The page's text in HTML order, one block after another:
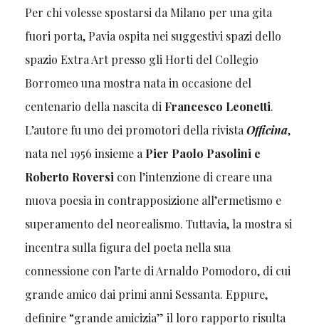
Per chi volesse spostarsi da Milano per una gita
fuori porta, Pavia ospita nei suggestivi spazi dello
spazio Extra Art presso gli Horti del Collegio
Borromeo una mostra nata in occasione del
centenario della nascita di Francesco Leonetti.
L’autore fu uno dei promotori della rivistaOfficina,
nata nel 1956 insieme aPier Paolo Pasolini e
Roberto Roversi con l’intenzione di creare una
nuova poesia in contrapposizione all’ermetismo e
superamento del neorealismo. Tuttavia, la mostra si
incentra sulla figura del poeta nella sua
connessione con l’arte di Arnaldo Pomodoro, di cui
grande amico dai primi anni Sessanta. Eppure,
definire “grande amicizia” il loro rapporto risulta